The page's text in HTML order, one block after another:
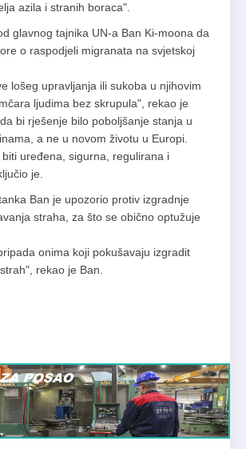
azila i stranih boraca".
glavnog tajnika UN-a Ban Ki-moona da
o raspodjeli migranata na svjetskoj
lošeg upravljanja ili sukoba u njihovim
ljudima bez skrupula", rekao je
bi rješenje bilo poboljšanje stanja u
a ne u novom životu u Europi.
uređena, sigurna, regulirana i
je.
Ban je upozorio protiv izgradnje
straha, za što se obično optužuje
onima koji pokušavaju izgradit
rekao je Ban.